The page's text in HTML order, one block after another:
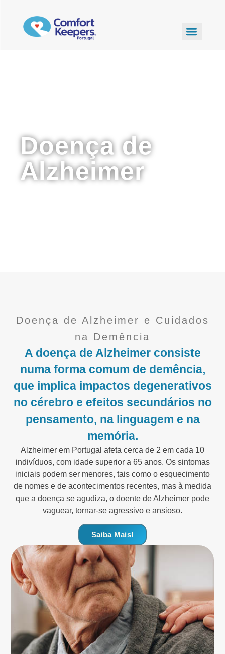
Doença de
Alzheimer
Doença de Alzheimer e Cuidados
na Demência
A doença de Alzheimer consiste
numa forma comum de demência,
que implica impactos degenerativos
no cérebro e efeitos secundários no
pensamento, na linguagem e na
memória.
Alzheimer em Portugal afeta cerca de 2 em cada 10
indivíduos, com idade superior a 65 anos. Os sintomas
iniciais podem ser menores, tais como o esquecimento
de nomes e de acontecimentos recentes, mas à medida
que a doença se agudiza, o doente de Alzheimer pode
vaguear, tornar-se agressivo e ansioso.
Saiba Mais!